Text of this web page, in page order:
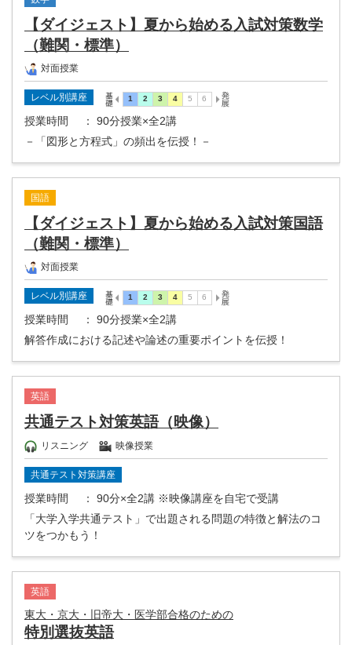
【ダイジェスト】夏から始める入試対策数学
（難関・標準）
対面授業
レベル別講座
授業時間
： 90分授業×全2講
－「図形と方程式」の頻出を伝授！－
国語
【ダイジェスト】夏から始める入試対策国語
（難関・標準）
対面授業
レベル別講座
授業時間
： 90分授業×全2講
解答作成における記述や論述の重要ポイントを伝授！
英語
共通テスト対策英語（映像）
リスニング 映像授業
共通テスト対策講座
授業時間
： 90分×全2講 ※映像講座を自宅で受講
「大学入学共通テスト」で出題される問題の特徴と解法のコ
ツをつかもう！
英語
東大・京大・旧帝大・医学部合格のための
特別選抜英語